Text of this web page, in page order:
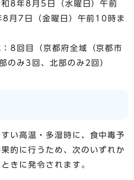
8年8月5日（水曜日）午前
月7日（金曜日）午前10時ま
回目（京都府全域（京都市
のみ3回、北部のみ2回）
い高温・多湿時に、食中毒予
的に行うため、次のいずれか
きに発令されます。